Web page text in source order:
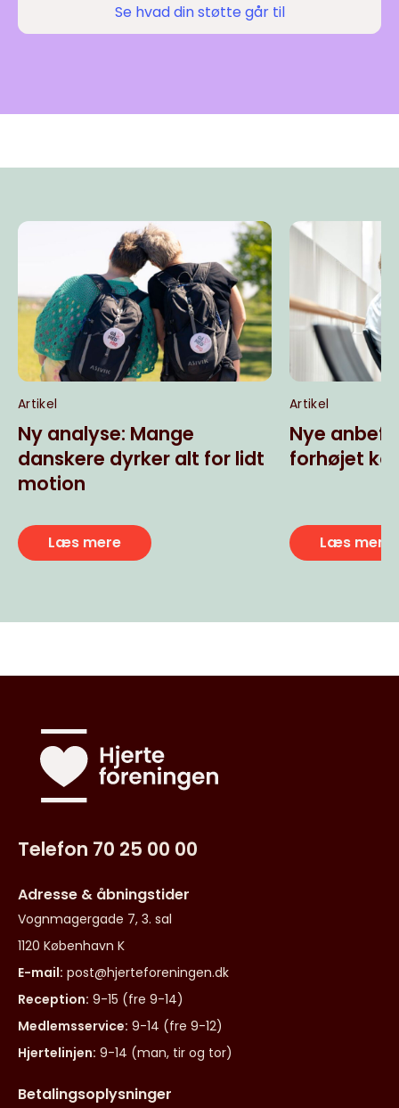
Se hvad din støtte går til
Artikel
Ny analyse: Mange
danskere dyrker alt for lidt
motion
Læs mere
Artikel
Nye
forhøjet
Læs mere
Telefon 70 25 00 00
Adresse & åbningstider
Vognmagergade 7, 3. sal
1120 København K
E-mail: post@hjerteforeningen.dk
Reception: 9-15 (fre 9-14)
Medlemsservice: 9-14 (fre 9-12)
Hjertelinjen: 9-14 (man, tir og tor)
Betalingsoplysninger